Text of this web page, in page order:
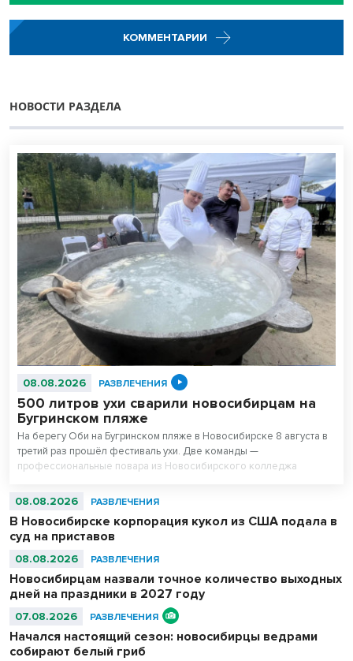
КОММЕНТАРИИ
НОВОСТИ РАЗДЕЛА
08.08.2026 РАЗВЛЕЧЕНИЯ
500 литров ухи сварили новосибирцам на
Бугринском пляже
На берегу Оби на Бугринском пляже в Новосибирске 8 августа в
третий раз прошёл фестиваль ухи. Две команды —
профессиональные повара из Новосибирского колледжа
приготовления очередь отдыхающих на пляже выстроилась за
08.08.2026 РАЗВЛЕЧЕНИЯ
В Новосибирске корпорация кукол из США подала в
суд на приставов
08.08.2026 РАЗВЛЕЧЕНИЯ
Новосибирцам назвали точное количество выходных
дней на праздники в 2027 году
07.08.2026 РАЗВЛЕЧЕНИЯ
Начался настоящий сезон: новосибирцы ведрами
собирают белый гриб